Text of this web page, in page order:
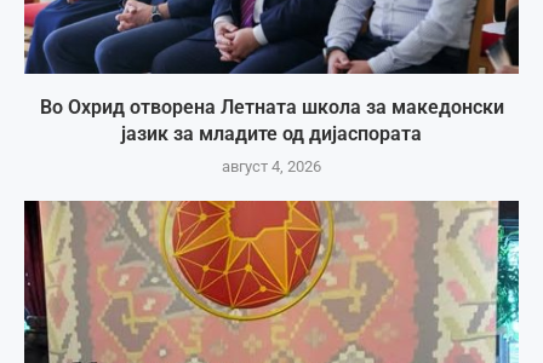
Во Охрид отворена Летната школа за македонски
јазик за младите од дијаспората
август 4, 2026